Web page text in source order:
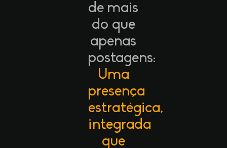
de mais
do que
apenas
postagens:
Uma
presença
estratégica,
integrada
que